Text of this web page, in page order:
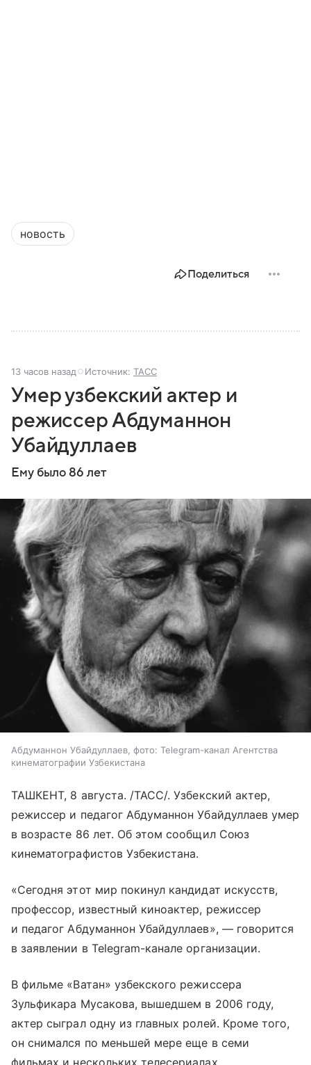
новость
Поделиться
13 часов назад Источник: ТАСС
Умер узбекский актер и
режиссер Абдуманнон
Убайдуллаев
Ему было 86 лет
Абдуманнон Убайдуллаев, фото: Telegram-канал Агентства
кинематографии Узбекистана
ТАШКЕНТ, 8 августа. /ТАСС/. Узбекский актер,
режиссер и педагог Абдуманнон Убайдуллаев умер
в возрасте 86 лет. Об этом сообщил Союз
кинематографистов Узбекистана.
«Сегодня этот мир покинул кандидат искусств,
профессор, известный киноактер, режиссер
и педагог Абдуманнон Убайдуллаев», — говорится
в заявлении в Telegram-канале организации.
В фильме «Ватан» узбекского режиссера
Зульфикара Мусакова, вышедшем в 2006 году,
актер сыграл одну из главных ролей. Кроме того,
он снимался по меньшей мере еще в семи